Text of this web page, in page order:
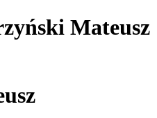
Mateusz